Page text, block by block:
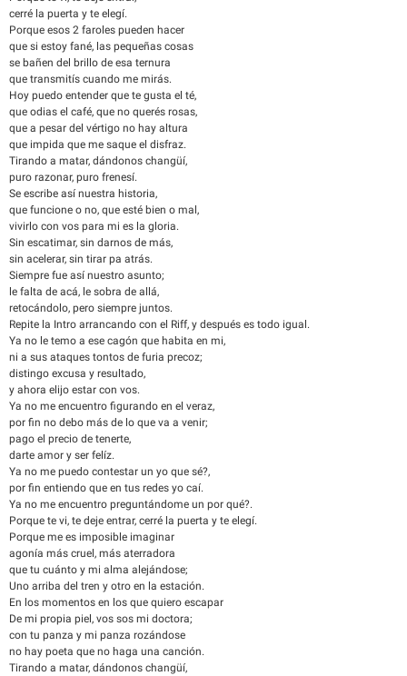
cerré la puerta y te elegí.
Porque esos 2 faroles pueden hacer
que si estoy fané, las pequeñas cosas
se bañen del brillo de esa ternura
que transmitís cuando me mirás.
Hoy puedo entender que te gusta el té,
que odias el café, que no querés rosas,
que a pesar del vértigo no hay altura
que impida que me saque el disfraz.
Tirando a matar, dándonos changüí,
puro razonar, puro frenesí.
Se escribe así nuestra historia,
que funcione o no, que esté bien o mal,
vivirlo con vos para mi es la gloria.
Sin escatimar, sin darnos de más,
sin acelerar, sin tirar pa atrás.
Siempre fue así nuestro asunto;
le falta de acá, le sobra de allá,
retocándolo, pero siempre juntos.
Repite la Intro arrancando con el Riff, y después es todo igual.
Ya no le temo a ese cagón que habita en mi,
ni a sus ataques tontos de furia precoz;
distingo excusa y resultado,
y ahora elijo estar con vos.
Ya no me encuentro figurando en el veraz,
por fin no debo más de lo que va a venir;
pago el precio de tenerte,
darte amor y ser felíz.
Ya no me puedo contestar un yo que sé?,
por fin entiendo que en tus redes yo caí.
Ya no me encuentro preguntándome un por qué?.
Porque te vi, te deje entrar, cerré la puerta y te elegí.
Porque me es imposible imaginar
agonía más cruel, más aterradora
que tu cuánto y mi alma alejándose;
Uno arriba del tren y otro en la estación.
En los momentos en los que quiero escapar
De mi propia piel, vos sos mi doctora;
con tu panza y mi panza rozándose
no hay poeta que no haga una canción.
Tirando a matar, dándonos changüí,